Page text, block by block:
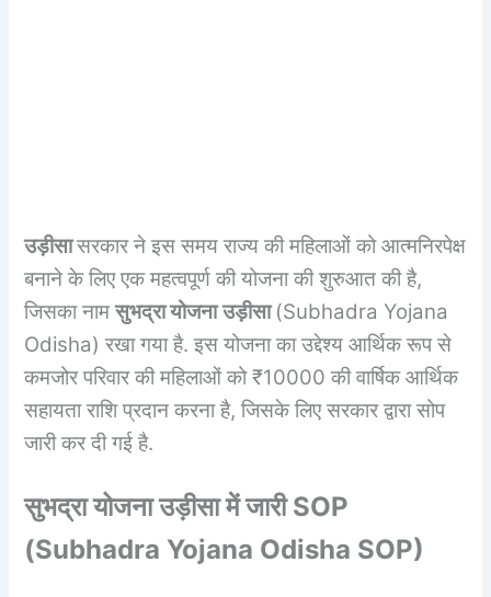
उड़ीसासरकार ने इस समय राज्य की महिलाओं को आत्मनिरपेक्ष
बनाने के लिए एक महत्वपूर्ण की योजना की शुरुआत की है,
जिसका नामसुभद्रा योजना उड़ीसा(Subhadra Yojana
Odisha) रखा गया है. इस योजना का उद्देश्य आर्थिक रूप से
कमजोर परिवार की महिलाओं को ₹10000 की वार्षिक आर्थिक
सहायता राशि प्रदान करना है, जिसके लिए सरकार द्वारा सोप
जारी कर दी गई है.
सुभद्रा योजना उड़ीसा में जारी SOP
(Subhadra Yojana Odisha SOP)